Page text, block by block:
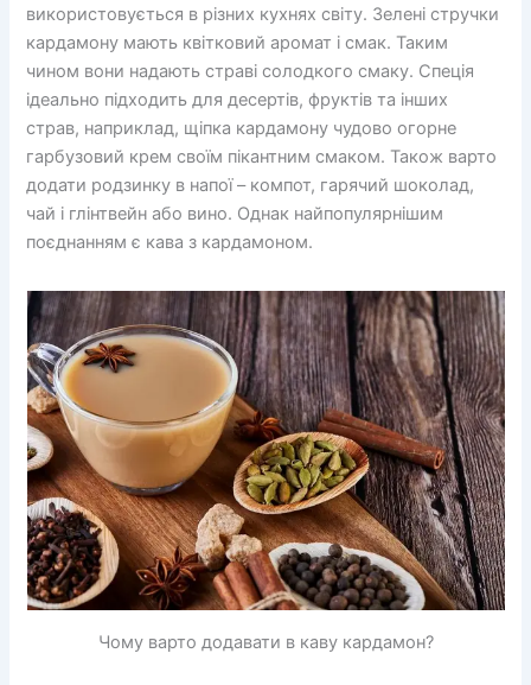
використовується в різних кухнях світу. Зелені стручки
кардамону мають квітковий аромат і смак. Таким
чином вони надають страві солодкого смаку. Спеція
ідеально підходить для десертів, фруктів та інших
страв, наприклад, щіпка кардамону чудово огорне
гарбузовий крем своїм пікантним смаком. Також варто
додати родзинку в напої – компот, гарячий шоколад,
чай і глінтвейн або вино. Однак найпопулярнішим
поєднанням є кава з кардамоном.
Чому варто додавати в каву кардамон?